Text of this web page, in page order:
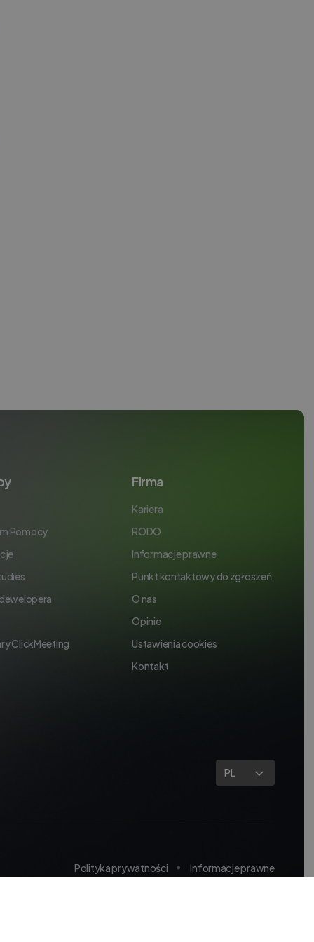
Pomocy
ClickMeeting
Firma
Kariera
RODO
Informacje prawne
Punkt kontaktowy do zgłoszeń
O nas
Opinie
Ustawienia cookies
Kontakt
PL
Polityka prywatności Informacje prawne